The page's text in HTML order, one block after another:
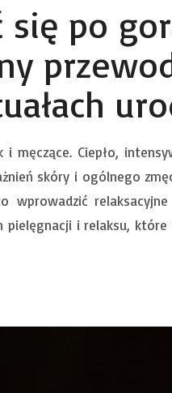
się po
męczące. Ciepło,
skóry i ogólnego
relaksacyjne
pielęgnacji i relaksu,